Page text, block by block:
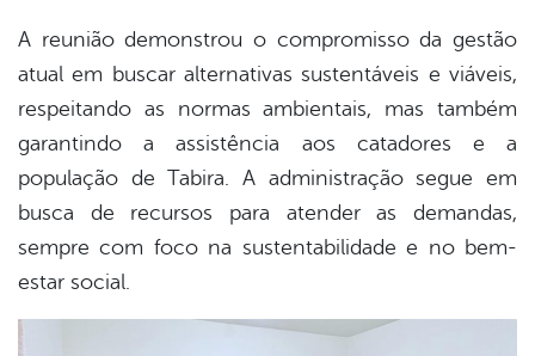
A reunião demonstrou o compromisso da gestão
atual em buscar alternativas sustentáveis e viáveis,
respeitando as normas ambientais, mas também
garantindo a assistência aos catadores e a
população de Tabira. A administração segue em
busca de recursos para atender as demandas,
sempre com foco na sustentabilidade e no bem-
estar social.